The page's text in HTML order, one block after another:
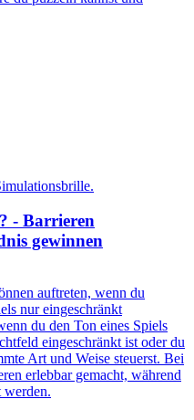
- Barrieren
gewinnen
auftreten, wenn du
nur eingeschränkt
du den Ton eines Spiels
eingeschränkt ist oder du
Art und Weise steuerst. Bei
erlebbar gemacht, während
werden.